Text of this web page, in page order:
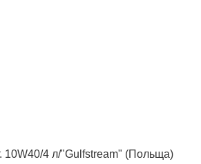
10W40/4 л/"Gulfstream" (Польща)